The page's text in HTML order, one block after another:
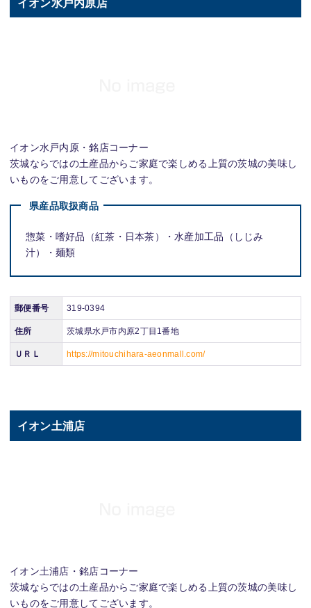
イオン水戸内原・銘店コーナー
茨城ならではの土産品からご家庭で楽しめる上質の茨城の美味し
いものをご用意してございます。
県産品取扱商品
惣菜・嗜好品（紅茶・日本茶）・水産加工品（しじみ
汁）・麺類
郵便番号 319-0394
住所 茨城県水戸市内原2丁目1番地
ＵＲＬ https://mitouchihara-aeonmall.com/
イオン土浦店
イオン土浦店・銘店コーナー
茨城ならではの土産品からご家庭で楽しめる上質の茨城の美味し
いものをご用意してございます。